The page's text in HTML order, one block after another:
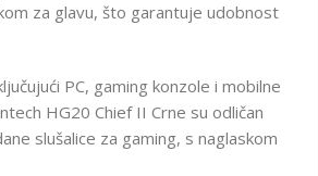
za glavu, što garantuje udobnost
PC, gaming konzole i mobilne
HG20 Chief II Crne su odličan
slušalice za gaming, s naglaskom